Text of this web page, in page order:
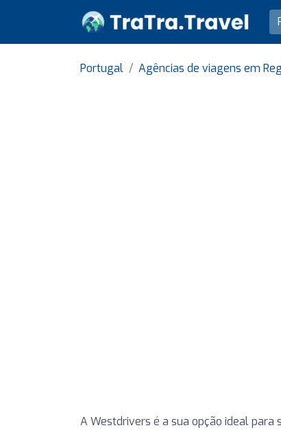
Portugal Agências de viagens em
A Westdrivers é a sua opção ideal